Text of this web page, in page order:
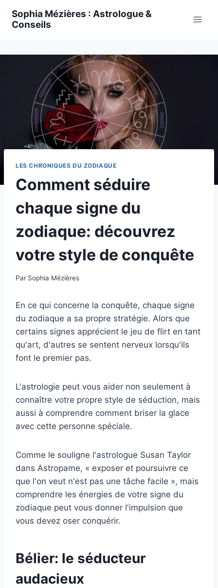
Sophia Mézières : Astrologue &
Conseils
LES CHRONIQUES DU ZODIAQUE
Comment séduire
chaque signe du
zodiaque: découvrez
votre style de conquête
Par Sophia Mézières
En ce qui concerne la conquête, chaque signe
du zodiaque a sa propre stratégie. Alors que
certains signes apprécient le jeu de flirt en tant
qu'art, d'autres se sentent nerveux lorsqu'ils
font le premier pas.
L'astrologie peut vous aider non seulement à
connaître votre propre style de séduction, mais
aussi à comprendre comment briser la glace
avec cette personne spéciale.
Comme le souligne l'astrologue Susan Taylor
dans Astropame, « exposer et poursuivre ce
que l'on veut n'est pas une tâche facile », mais
comprendre les énergies de votre signe du
zodiaque peut vous donner l'impulsion que
vous devez oser conquérir.
Bélier: le séducteur
audacieux